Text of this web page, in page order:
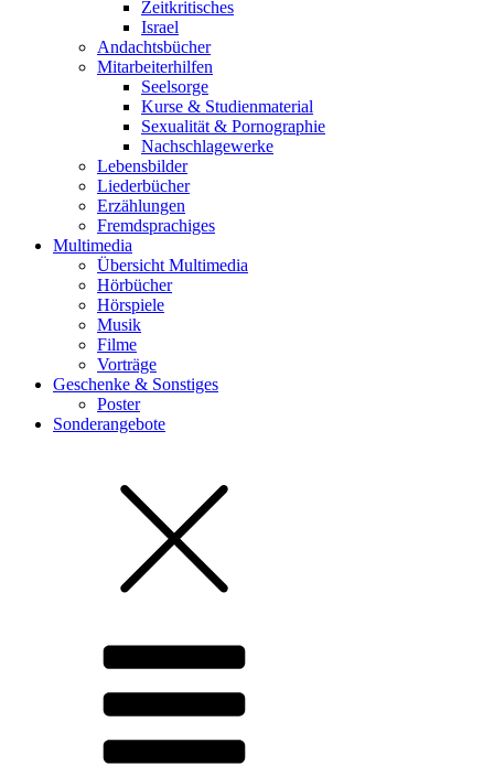
Zeitkritisches
Israel
Andachtsbücher
Mitarbeiterhilfen
Seelsorge
Kurse & Studienmaterial
Sexualität & Pornographie
Nachschlagewerke
Lebensbilder
Liederbücher
Erzählungen
Fremdsprachiges
Multimedia
Übersicht Multimedia
Hörbücher
Hörspiele
Musik
Filme
Vorträge
Geschenke & Sonstiges
Poster
Sonderangebote